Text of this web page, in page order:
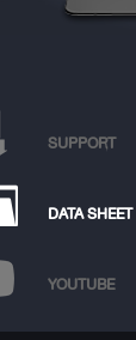
SUPPORT
DATA SHEET
YOUTUBE